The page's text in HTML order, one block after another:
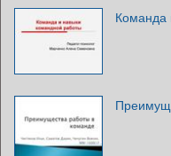
Команда